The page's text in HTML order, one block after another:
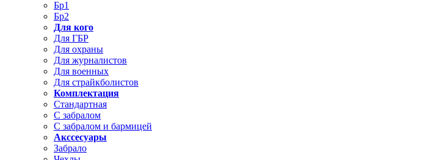
Бр1
Бр2
Для кого
Для ГБР
Для охраны
Для журналистов
Для военных
Для страйкболистов
Комплектация
Стандартная
С забралом
С забралом и бармицей
Акссесуары
Забрало